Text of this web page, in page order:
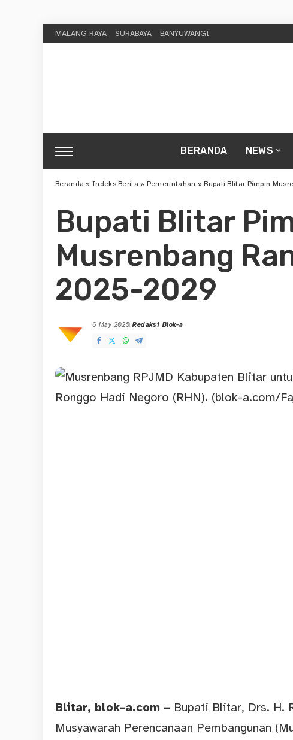
MALANG RAYA SURABAYA BANYUWANGI
BERANDA NEWS
Beranda »Indeks Berita » Pemerintahan »Bupati Blitar Pimpin
Bupati Blitar
Musrenbang
2025-2029
6 May 2025
Posted
by
Redaksi Blok-a
Blitar, blok-a.com – Bupati Blitar, Drs. H.
Musyawarah Perencanaan Pembangunan